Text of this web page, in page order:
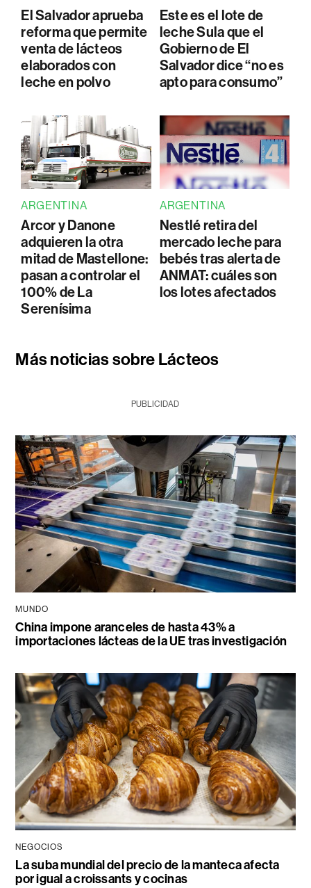
El Salvador aprueba
reforma que permite
venta de lácteos
elaborados con
leche en polvo
Este es el lote de
leche Sula que el
Gobierno de El
Salvador dice “no es
apto para consumo”
ARGENTINA
Arcor y Danone
adquieren la otra
mitad de Mastellone:
pasan a controlar el
100% de La
Serenísima
ARGENTINA
Nestlé retira del
mercado leche para
bebés tras alerta de
ANMAT: cuáles son
los lotes afectados
Más noticias sobre Lácteos
PUBLICIDAD
MUNDO
China impone aranceles de hasta 43% a
importaciones lácteas de la UE tras investigación
NEGOCIOS
La suba mundial del precio de la manteca afecta
por igual a croissants y cocinas